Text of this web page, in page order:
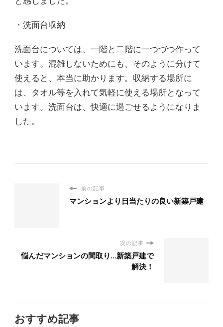
・洗面台収納
洗面台については、一階と二階に一つづつ作って
います。混雑しないためにも、そのように分けて
使えると、本当に助かります。収納する場所に
は、タオル等を入れて気軽に使える場所となって
います。洗面台は、快適に過ごせるようになりま
した。
前の記事
マンションより日当たりの良い新築戸建
次の記事
悩んだマンションの間取り…新築戸建で
解決！
おすすめ記事